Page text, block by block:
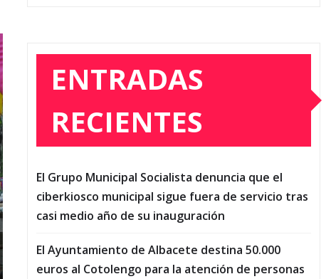
ENTRADAS
RECIENTES
El Grupo Municipal Socialista denuncia que el
ciberkiosco municipal sigue fuera de servicio tras
casi medio año de su inauguración
El Ayuntamiento de Albacete destina 50.000
euros al Cotolengo para la atención de personas